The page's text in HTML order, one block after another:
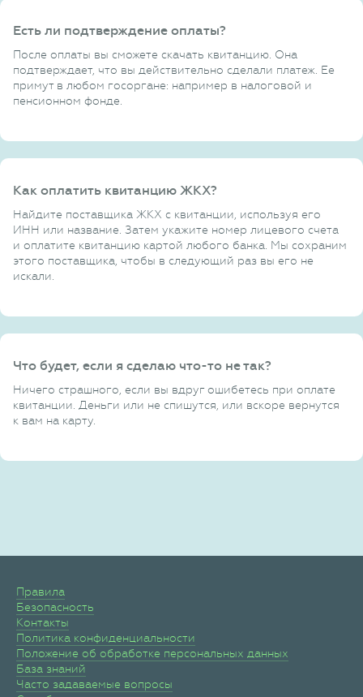
Есть ли подтверждение оплаты?
После оплаты вы сможете скачать квитанцию. Она
подтверждает, что вы действительно сделали платеж. Ее
примут в любом госоргане: например в налоговой и
пенсионном фонде.
Как оплатить квитанцию ЖКХ?
Найдите поставщика ЖКХ с квитанции, используя его
ИНН или название. Затем укажите номер лицевого счета
и оплатите квитанцию картой любого банка. Мы сохраним
этого поставщика, чтобы в следующий раз вы его не
искали.
Что будет, если я сделаю что-то не так?
Ничего страшного, если вы вдруг ошибетесь при оплате
квитанции. Деньги или не спишутся, или вскоре вернутся
к вам на карту.
Правила
Безопасность
Контакты
Политика конфиденциальности
Положение об обработке персональных данных
База знаний
Часто задаваемые вопросы